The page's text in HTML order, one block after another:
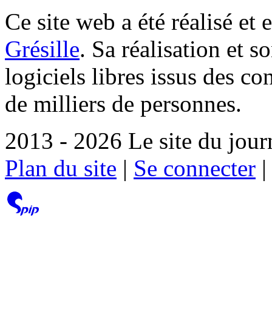
Ce site web a été réalisé et
Grésille. Sa réalisation et
logiciels libres issus des
de milliers de personnes.
2013 - 2026 Le site du
Plan du site | Se connecter |